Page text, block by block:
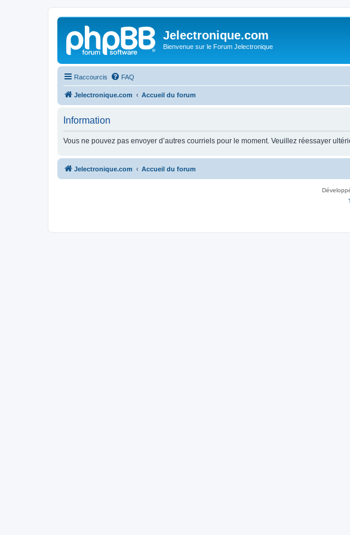
Jelectronique.com
Bienvenue sur le Forum Jelectronique
Raccourcis FAQ
Jelectronique.com Accueil du forum
Information
Vous ne pouvez pas envoyer d’autres courriels pour le moment. Veuillez réessayer
Jelectronique.com Accueil du forum